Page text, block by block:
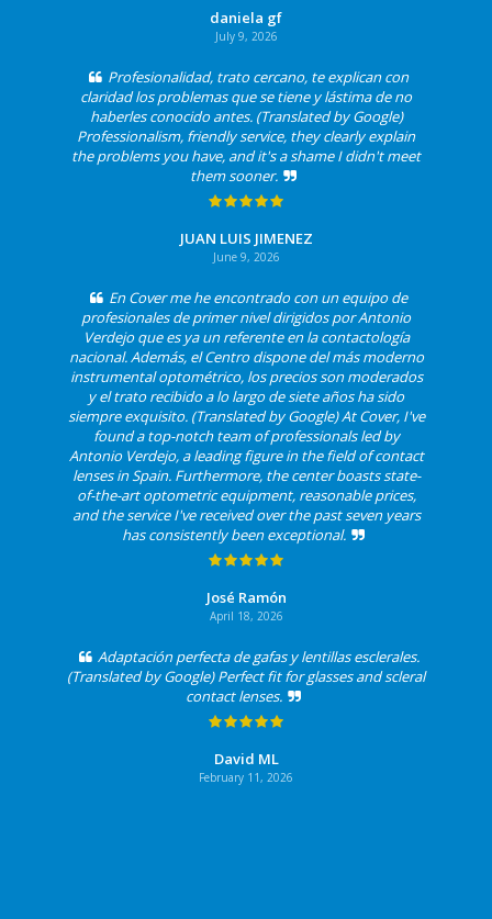
daniela gf
July 9, 2026
Profesionalidad, trato cercano, te explican con
claridad los problemas que se tiene y lástima de no
haberles conocido antes. (Translated by Google)
Professionalism, friendly service, they clearly explain
the problems you have, and it's a shame I didn't meet
them sooner.
JUAN LUIS JIMENEZ
June 9, 2026
En Cover me he encontrado con un equipo de
profesionales de primer nivel dirigidos por Antonio
Verdejo que es ya un referente en la contactología
nacional. Además, el Centro dispone del más moderno
instrumental optométrico, los precios son moderados
y el trato recibido a lo largo de siete años ha sido
siempre exquisito. (Translated by Google) At Cover, I've
found a top-notch team of professionals led by
Antonio Verdejo, a leading figure in the field of contact
lenses in Spain. Furthermore, the center boasts state-
of-the-art optometric equipment, reasonable prices,
and the service I've received over the past seven years
has consistently been exceptional.
José Ramón
April 18, 2026
Adaptación perfecta de gafas y lentillas esclerales.
(Translated by Google) Perfect fit for glasses and scleral
contact lenses.
David ML
February 11, 2026